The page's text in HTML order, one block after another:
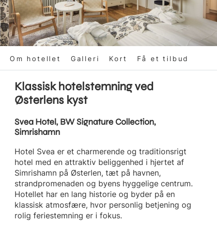
Om hotellet Galleri Kort Få et tilbud
Klassisk hotelstemning ved
Østerlens kyst
Svea Hotel, BW Signature Collection,
Simrishamn
Hotel Svea er et charmerende og traditionsrigt
hotel med en attraktiv beliggenhed i hjertet af
Simrishamn på Østerlen, tæt på havnen,
strandpromenaden og byens hyggelige centrum.
Hotellet har en lang historie og byder på en
klassisk atmosfære, hvor personlig betjening og
rolig feriestemning er i fokus.